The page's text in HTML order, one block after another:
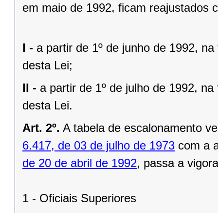
em maio de 1992, ficam reajustados
I - a partir de 1º de junho de 1992,
desta Lei;
II - a partir de 1º de julho de 1992,
desta Lei.
Art. 2º. A tabela de escalonamento
6.417, de 03 de julho de 1973 com a
de 20 de abril de 1992, passa a
1 - Oficiais Superiores